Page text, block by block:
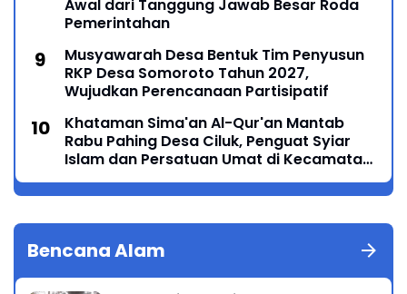
Awal dari Tanggung Jawab Besar Roda
Pemerintahan
Musyawarah Desa Bentuk Tim Penyusun
RKP Desa Somoroto Tahun 2027,
Wujudkan Perencanaan Partisipatif
Khataman Sima'an Al-Qur'an Mantab
Rabu Pahing Desa Ciluk, Penguat Syiar
Islam dan Persatuan Umat di Kecamatan
Kauman
Bencana Alam